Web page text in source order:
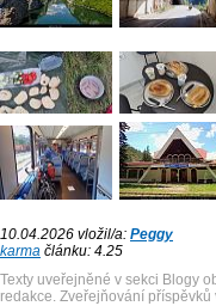
10.04.2026 vložil/a: Peggy
karma článku: 4.25
Texty uveřejněné v sekci Blogy
redakce. Zveřejňování